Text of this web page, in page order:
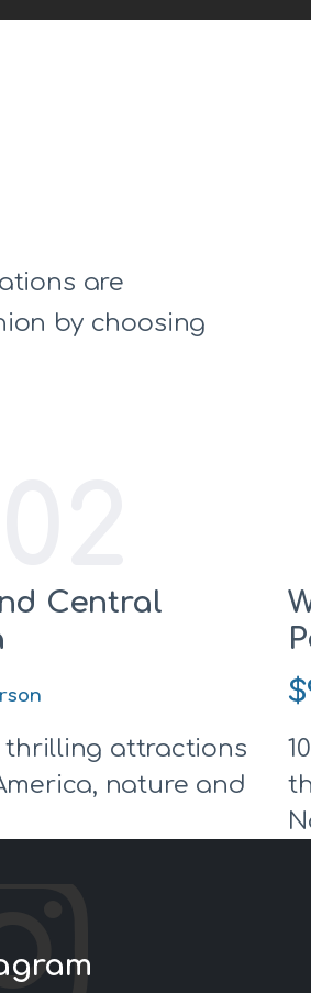
are
by choosing
Central
thrilling attractions
nature and